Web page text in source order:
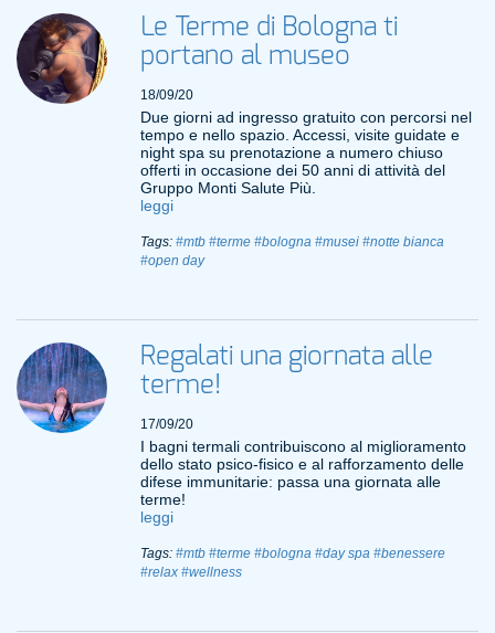
Le Terme di Bologna ti
portano al museo
18/09/20
Due giorni ad ingresso gratuito con percorsi nel
tempo e nello spazio. Accessi, visite guidate e
night spa su prenotazione a numero chiuso
offerti in occasione dei 50 anni di attività del
Gruppo Monti Salute Più.
leggi
Tags: #mtb #terme #bologna #musei #notte bianca
#open day
Regalati una giornata alle
terme!
17/09/20
I bagni termali contribuiscono al miglioramento
dello stato psico-fisico e al rafforzamento delle
difese immunitarie: passa una giornata alle
terme!
leggi
Tags: #mtb #terme #bologna #day spa #benessere
#relax #wellness